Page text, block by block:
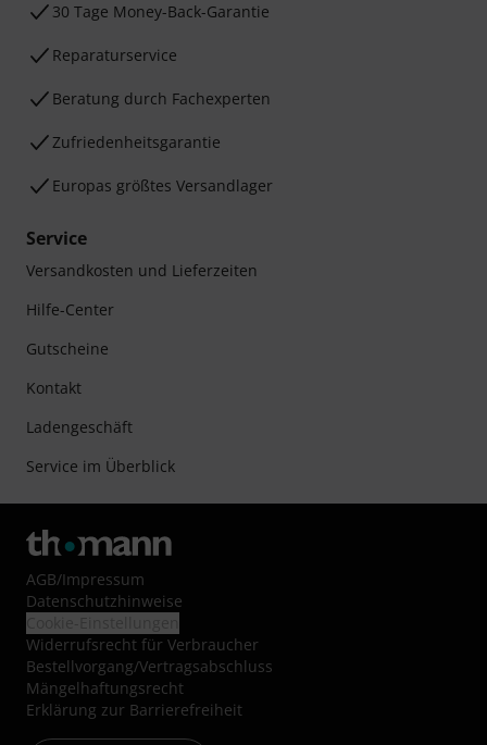
30 Tage Money-Back-Garantie
Reparaturservice
Beratung durch Fachexperten
Zufriedenheitsgarantie
Europas größtes Versandlager
Service
Versandkosten und Lieferzeiten
Hilfe-Center
Gutscheine
Kontakt
Ladengeschäft
Service im Überblick
AGB/Impressum
Datenschutzhinweise
Widerrufsrecht für Verbraucher
Bestellvorgang/Vertragsabschluss
Mängelhaftungsrecht
Erklärung zur Barrierefreiheit